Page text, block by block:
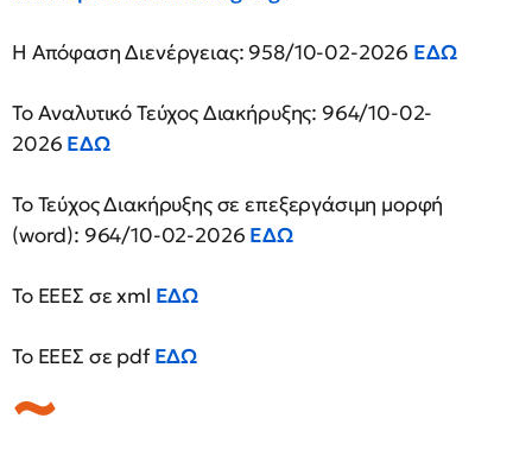
Η Απόφαση Διενέργειας: 958/10-02-2026 ΕΔΩ
Το Αναλυτικό Τεύχος Διακήρυξης: 964/10-02-
2026 ΕΔΩ
Το Τεύχος Διακήρυξης σε επεξεργάσιμη μορφή
(word): 964/10-02-2026 ΕΔΩ
Το ΕΕΕΣ σε xml ΕΔΩ
Το ΕΕΕΣ σε pdf ΕΔΩ